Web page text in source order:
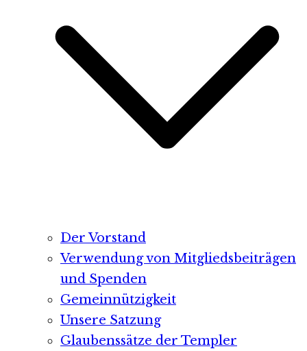
Der Vorstand
Verwendung von Mitgliedsbeiträgen
und Spenden
Gemeinnützigkeit
Unsere Satzung
Glaubenssätze der Templer